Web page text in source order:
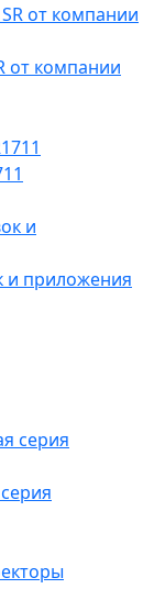
от компании
приложения